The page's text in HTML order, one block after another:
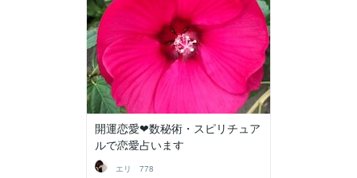
開運恋愛❤数秘術・スピリチュア
ルで恋愛占います
エリ 778